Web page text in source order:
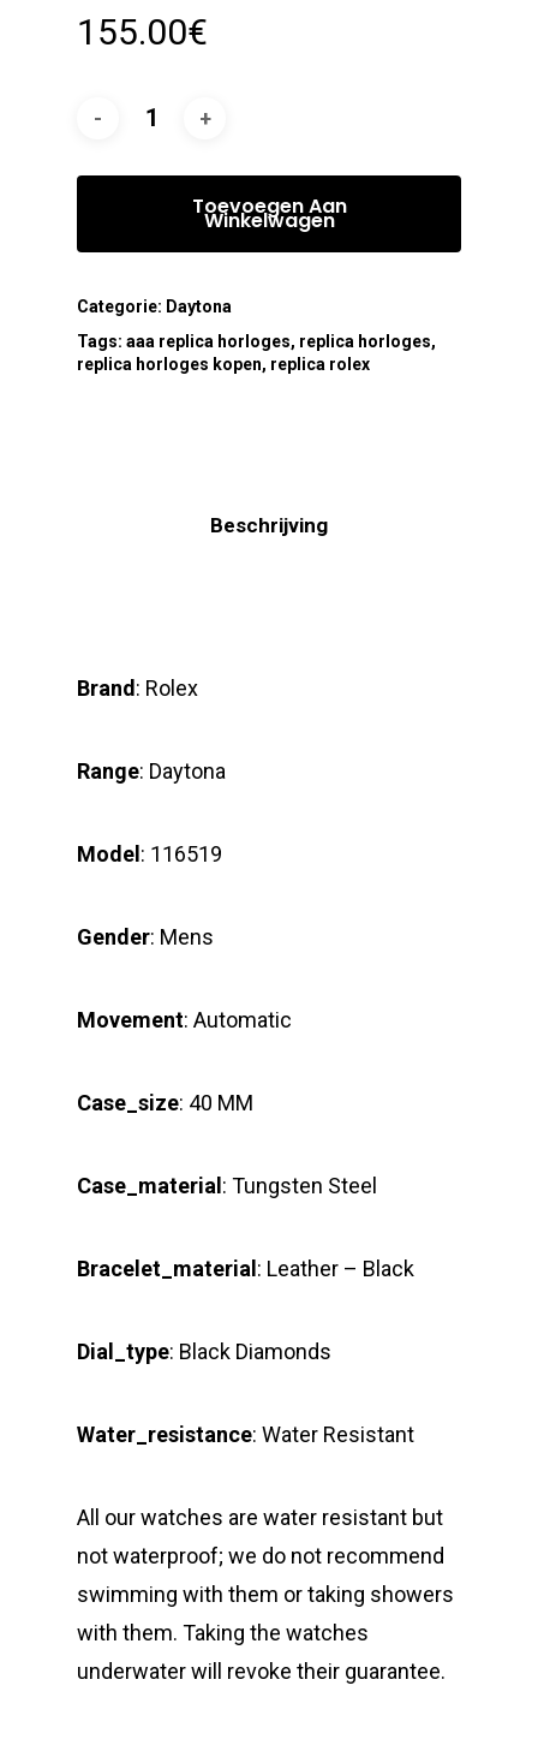
155.00€
Toevoegen Aan
Winkelwagen
Categorie: Daytona
Tags: aaa replica horloges, replica horloges,
replica horloges kopen, replica rolex
Beschrijving
Brand : Rolex
Range: Daytona
Model : 116519
Gender: Mens
Movement: Automatic
Case_size: 40 MM
Case_material : Tungsten Steel
Bracelet_material : Leather – Black
Dial_type: Black Diamonds
Water_resistance: Water Resistant
All our watches are water resistant but
not waterproof; we do not recommend
swimming with them or taking showers
with them. Taking the watches
underwater will revoke their guarantee.